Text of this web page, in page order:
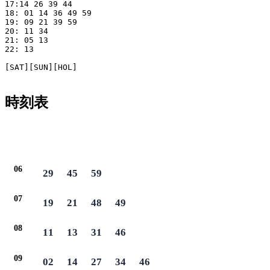
17:14 26 39 44
18: 01 14 36 49 59
19: 09 21 39 59
20: 11 34
21: 05 13
22: 13
[SAT][SUN][HOL]
時刻表
06 29 45 59
07 19 21 48 49
08 11 13 31 46
09 02 14 27 34 46